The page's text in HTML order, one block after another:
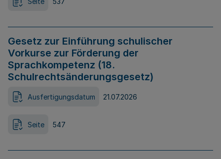
Gesetz zur Einführung schulischer
Vorkurse zur Förderung der
Sprachkompetenz (18.
Schulrechtsänderungsgesetz)
Ausfertigungsdatum 21.07.2026
Seite 547